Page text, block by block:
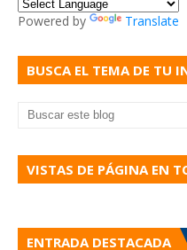
Powered by Translate
BUSCA EL TEMA DE TU
VISTAS DE PÁGINA EN
ENTRADA DESTACADA